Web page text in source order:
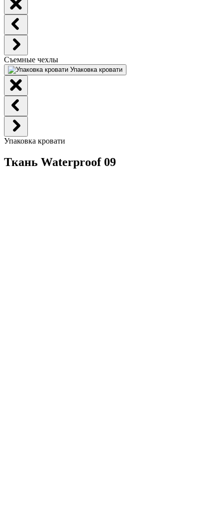
Съемные чехлы
Упаковка кровати
Упаковка кровати
Ткань Waterproof 09